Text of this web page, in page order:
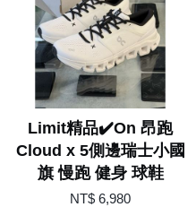
Limit精品✔️On 昂跑
Cloud x 5側邊瑞士小國
旗 慢跑 健身 球鞋
NT$ 6,980